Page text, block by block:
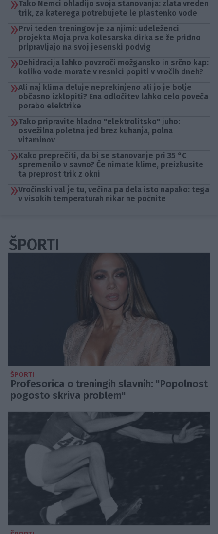
Tako Nemci ohladijo svoja stanovanja: zlata vreden
trik, za katerega potrebujete le plastenko vode
Prvi teden treningov je za njimi: udeleženci
projekta Moja prva kolesarska dirka se že pridno
pripravljajo na svoj jesenski podvig
Dehidracija lahko povzroči možgansko in srčno kap:
koliko vode morate v resnici popiti v vročih dneh?
Ali naj klima deluje neprekinjeno ali jo je bolje
občasno izklopiti? Ena odločitev lahko celo poveča
porabo elektrike
Tako pripravite hladno "elektrolitsko" juho:
osvežilna poletna jed brez kuhanja, polna
vitaminov
Kako preprečiti, da bi se stanovanje pri 35 °C
spremenilo v savno? Če nimate klime, preizkusite
ta preprost trik z okni
Vročinski val je tu, večina pa dela isto napako: tega
v visokih temperaturah nikar ne počnite
ŠPORTI
ŠPORTI
Profesorica o treningih slavnih: "Popolnost
pogosto skriva problem"